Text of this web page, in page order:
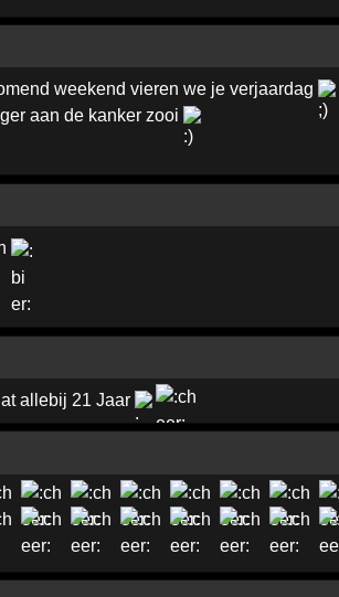
weekend vieren we je verjaardag
aan de kanker zooi
allebij 21 Jaar